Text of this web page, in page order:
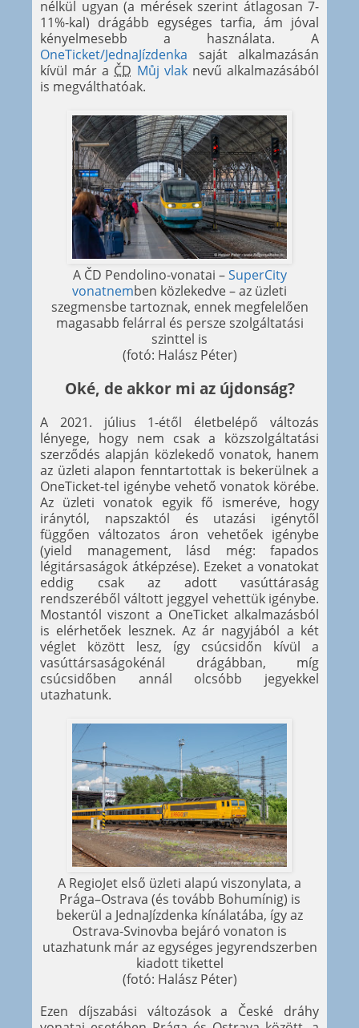
nélkül ugyan (a mérések szerint átlagosan 7-
11%-kal) drágább egységes tarfia, ám jóval
kényelmesebb a használata. A
OneTicket/JednaJízdenka saját alkalmazásán
kívül már a ČD Můj vlaknevű alkalmazásából
is megválthatóak.
A ČD Pendolino-vonatai –SuperCity
vonatnemben közlekedve – az üzleti
szegmensbe tartoznak, ennek megfelelően
magasabb felárral és persze szolgáltatási
szinttel is
(fotó: Halász Péter)
Oké, de akkor mi az újdonság?
A 2021. július 1-étől életbelépő változás
lényege, hogy nem csak a közszolgáltatási
szerződés alapján közlekedő vonatok, hanem
az üzleti alapon fenntartottak is bekerülnek a
OneTicket-tel igénybe vehető vonatok körébe.
Az üzleti vonatok egyik fő ismeréve, hogy
iránytól, napszaktól és utazási igénytől
függően változatos áron vehetőek igénybe
(yield management, lásd még: fapados
légitársaságok átképzése). Ezeket a vonatokat
eddig csak az adott vasúttáraság
rendszeréből váltott jeggyel vehettük igénybe.
Mostantól viszont a OneTicket alkalmazásból
is elérhetőek lesznek. Az ár nagyjából a két
véglet között lesz, így csúcsidőn kívül a
vasúttársaságokénál drágábban, míg
csúcsidőben annál olcsóbb jegyekkel
utazhatunk.
A RegioJet első üzleti alapú viszonylata, a
Prága–Ostrava (és tovább Bohumínig) is
bekerül a JednaJízdenka kínálatába, így az
Ostrava-Svinovba bejáró vonaton is
utazhatunk már az egységes jegyrendszerben
kiadott tikettel
(fotó: Halász Péter)
Ezen díjszabási változások a České dráhy